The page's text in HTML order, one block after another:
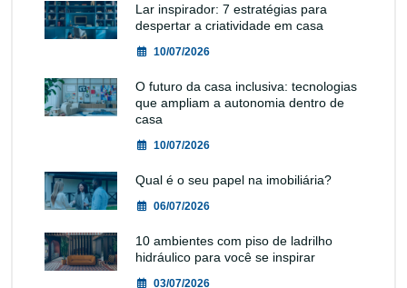
Lar inspirador: 7 estratégias para
despertar a criatividade em casa
10/07/2026
O futuro da casa inclusiva: tecnologias
que ampliam a autonomia dentro de
casa
10/07/2026
Qual é o seu papel na imobiliária?
06/07/2026
10 ambientes com piso de ladrilho
hidráulico para você se inspirar
03/07/2026